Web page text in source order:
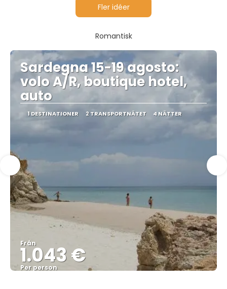
Fler idéer
Romantisk
Sardegna 15-19 agosto:
volo A/R, boutique hotel,
auto
1 DESTINATIONER 2 TRANSPORTNÄTET 4 NÄTTER
Från
1.043 €
Per person